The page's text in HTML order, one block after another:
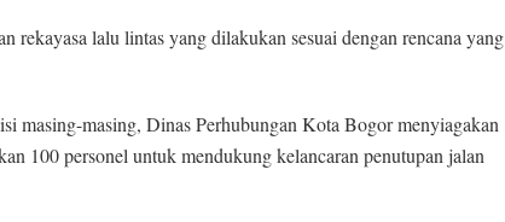
rekayasa lalu lintas yang dilakukan sesuai dengan rencana yang
masing-masing, Dinas Perhubungan Kota Bogor menyiagakan
100 personel untuk mendukung kelancaran penutupan jalan